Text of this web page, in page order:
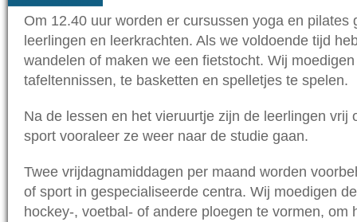
Om 12.40 uur worden er cursussen yoga en pilates
leerlingen en leerkrachten. Als we voldoende tijd
wandelen of maken we een fietstocht. Wij
tafeltennissen, te basketten en spelletjes te spelen.
Na de lessen en het vieruurtje zijn de leerlingen vrij
sport vooraleer ze weer naar de studie gaan.
Twee vrijdagnamiddagen per maand worden
of sport in gespecialiseerde centra. Wij moedigen
hockey-, voetbal- of andere ploegen te vormen, om